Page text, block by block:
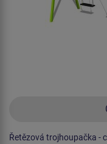
Řetězová trojhoupačka -